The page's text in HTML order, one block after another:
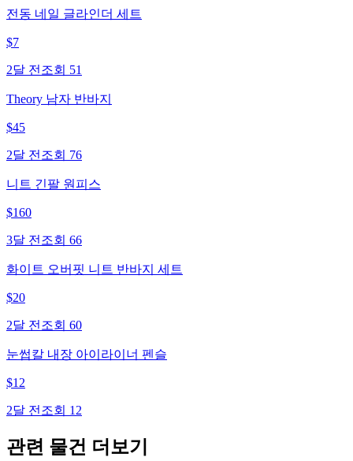
전동 네일 글라인더 세트
$7
2달 전 조회 51
Theory 남자 반바지
$45
2달 전 조회 76
니트 긴팔 원피스
$160
3달 전 조회 66
화이트 오버핏 니트 반바지 세트
$20
2달 전 조회 60
눈썹칼 내장 아이라이너 펜슬
$12
2달 전 조회 12
관련 물건 더보기